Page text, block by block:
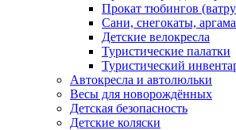
Прокат тюбингов
Сани, снегокаты,
Детские велокресла
Туристические палатки
Туристический
Автокресла и автолюльки
Весы для новорождённых
Детская безопасность
Детские коляски